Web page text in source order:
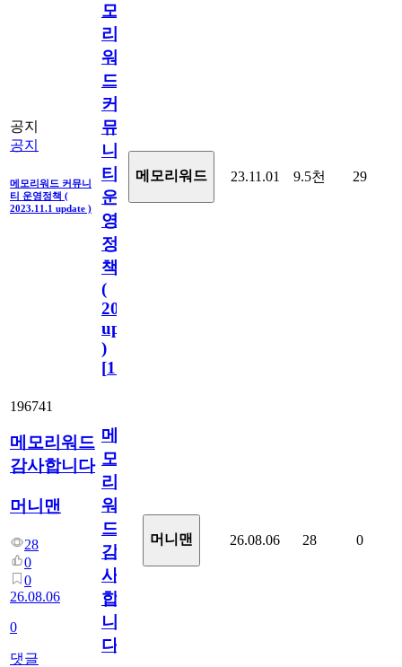
공지
공지
메모리워드 커뮤니
티 운영정책 (
2023.11.1 update )
모
리
워
드
커
뮤
니
티
운
영
정
책
(
2023.11.1
update
)
[110
메모리워드 23.11.01 9.5천 29
196741
메모리워드
감사합니다
머니맨
28
0
0
26.08.06
0
댓글
메
모
리
워
드
감
사
합
니
다
머니맨 26.08.06 28 0